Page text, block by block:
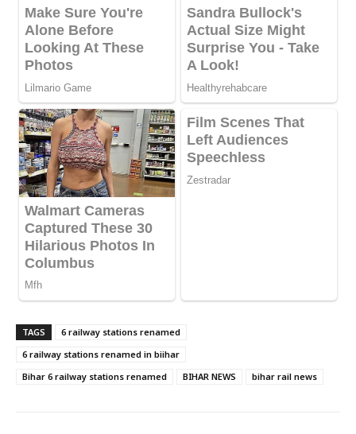
TAGS
6 railway stations renamed
6 railway stations renamed in biihar
Bihar 6 railway stations renamed
BIHAR NEWS bihar rail news